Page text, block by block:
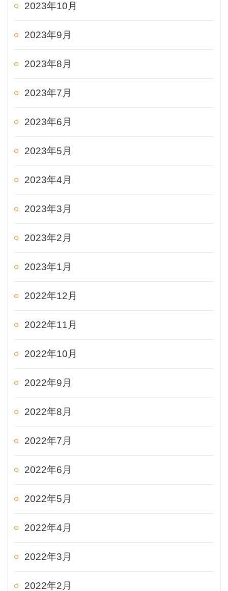
2023年10月
2023年9月
2023年8月
2023年7月
2023年6月
2023年5月
2023年4月
2023年3月
2023年2月
2023年1月
2022年12月
2022年11月
2022年10月
2022年9月
2022年8月
2022年7月
2022年6月
2022年5月
2022年4月
2022年3月
2022年2月